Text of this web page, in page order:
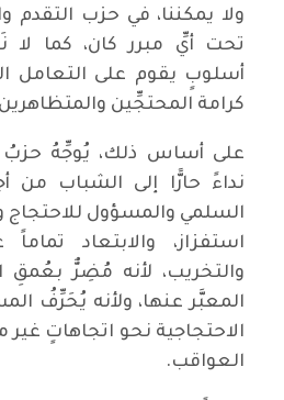
ولا يمكننا، في حزب التقدم
تحت أيِّ مبرر كان، كما لا
أسلوبٍ يقوم على التعامل
كرامة المحتجِّين
على أساس ذلك، يُوجِّهُ حزبُ
نداءً حارًّا إلى الشباب من
السلمي والمسؤول
استفزاز، والابتعاد
والتخريب، لأنه مُضِرٌّ بعُمقِ
المعبَّر عنها، ولأنه يُحَرِّفُ
الاحتجاجية نحو اتجاهاتٍ
العواقب.